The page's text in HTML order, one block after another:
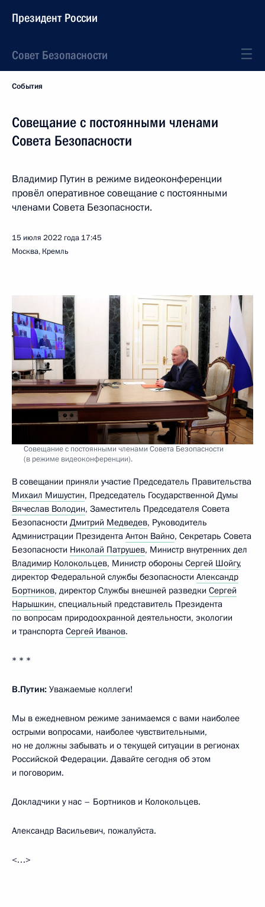
Президент России
Совет Безопасности
События
Совещание с постоянными членами
Совета Безопасности
Владимир Путин в режиме видеоконференции
провёл оперативное совещание с постоянными
членами Совета Безопасности.
15 июля 2022 года 17:45
Москва, Кремль
Совещание с постоянными членами Совета Безопасности
(в режиме видеоконференции).
В совещании приняли участие Председатель Правительства
Михаил Мишустин, Председатель Государственной Думы
Вячеслав Володин, Заместитель Председателя Совета
Безопасности Дмитрий Медведев, Руководитель
Администрации Президента Антон Вайно, Секретарь Совета
Безопасности Николай Патрушев, Министр внутренних дел
Владимир Колокольцев, Министр обороны Сергей Шойгу,
директор Федеральной службы безопасности Александр
Бортников, директор Службы внешней разведки Сергей
Нарышкин, специальный представитель Президента
по вопросам природоохранной деятельности, экологии
и транспорта Сергей Иванов.
* * *
В.Путин: Уважаемые коллеги!
Мы в ежедневном режиме занимаемся с вами наиболее
острыми вопросами, наиболее чувствительными,
но не должны забывать и о текущей ситуации в регионах
Российской Федерации. Давайте сегодня об этом
и поговорим.
Докладчики у нас – Бортников и Колокольцев.
Александр Васильевич, пожалуйста.
<…>